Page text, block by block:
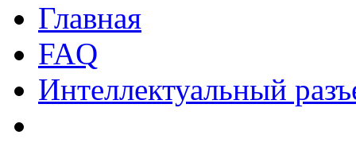
Главная
FAQ
Интеллектуальный